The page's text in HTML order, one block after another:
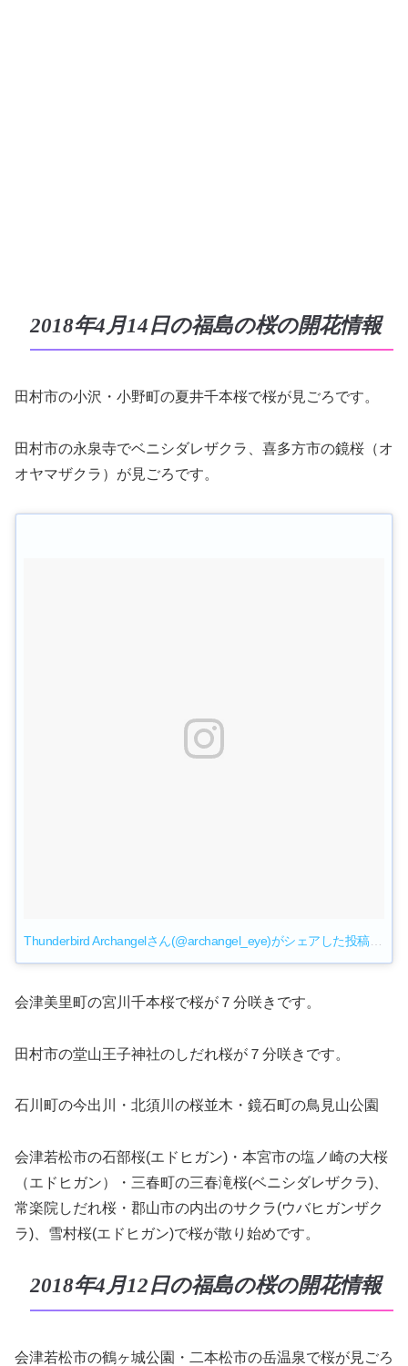
2018年4月14日の福島の桜の開花情報
田村市の小沢・小野町の夏井千本桜で桜が見ごろです。
田村市の永泉寺でベニシダレザクラ、喜多方市の鏡桜（オ
オヤマザクラ）が見ごろです。
Thunderbird Archangelさん(@archangel_eye)がシェアした投稿
–
会津美里町の宮川千本桜で桜が７分咲きです。
田村市の堂山王子神社のしだれ桜が７分咲きです。
石川町の今出川・北須川の桜並木・鏡石町の鳥見山公園
会津若松市の石部桜(エドヒガン)・本宮市の塩ノ崎の大桜
（エドヒガン）・三春町の三春滝桜(ベニシダレザクラ)、
常楽院しだれ桜・郡山市の内出のサクラ(ウバヒガンザク
ラ)、雪村桜(エドヒガン)で桜が散り始めです。
2018年4月12日の福島の桜の開花情報
会津若松市の鶴ヶ城公園・二本松市の岳温泉で桜が見ごろ